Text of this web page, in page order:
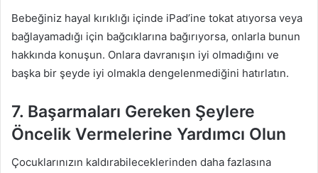
Bebeğiniz hayal kırıklığı içinde iPad’ine tokat atıyorsa veya
bağlayamadığı için bağcıklarına bağırıyorsa, onlarla bunun
hakkında konuşun. Onlara davranışın iyi olmadığını ve
başka bir şeyde iyi olmakla dengelenmediğini hatırlatın.
7. Başarmaları Gereken Şeylere
Öncelik Vermelerine Yardımcı Olun
Çocuklarınızın kaldırabileceklerinden daha fazlasına